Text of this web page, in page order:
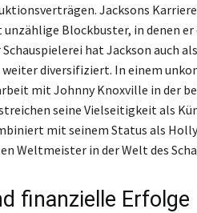
Jacksons
Blockbuster, in denen er
hat Jackson auch
diversifiziert. In einem
mit Johnny Knoxville in der
seine Vielseitigkeit als
mit seinem Status als
Weltmeister in der Welt des
finanzielle Erfolge